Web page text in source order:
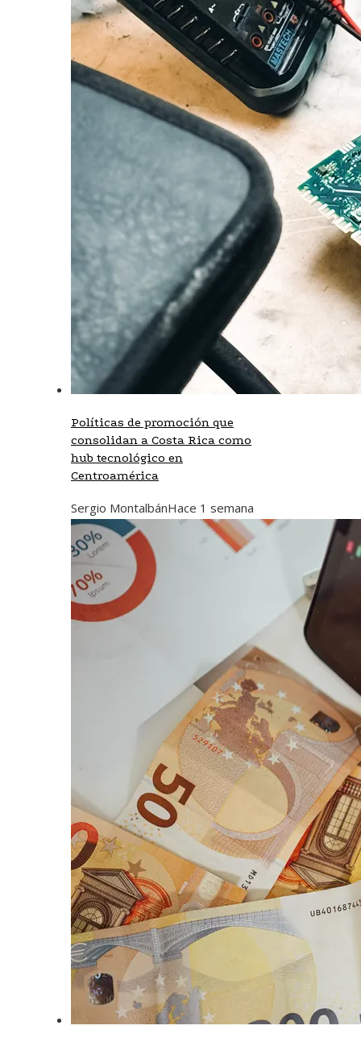
Políticas de promoción que
consolidan a Costa Rica como
hub tecnológico en
Centroamérica
Sergio MontalbánHace 1 semana